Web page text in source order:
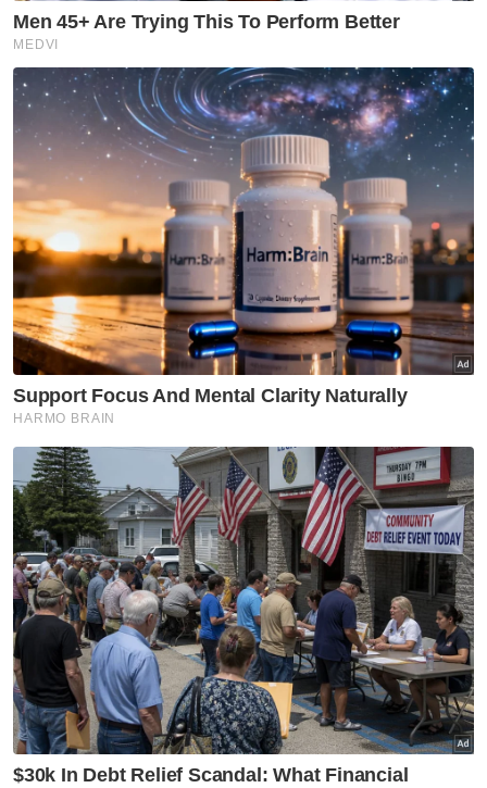
Alexander berkata, sebagai tanda
penghargaan kepada pengguna yang
memasuki Lebuhraya WCE dari Plaza Tol SAE
ke Persimpangan Bertingkat SKVE (WCE)
dan sebaliknya, mereka akan menikmati tol
percuma selama satu bulan.
"Saya ingin mengingatkan pengguna yang
menggunakan laluan dari Plaza Tol SAE
menuju ke Plaza Tol Banting atau sebaliknya,
bahawa pengecualian tol hanya akan
diberikan sehingga Persimpangan Bertingkat
SKVE (WCE).
Artikel Berkaitan:
Henti tol percuma musim perayaan: Keputusan
strategik guna dana awam
Tol percuma musim perayaan lebih bersasar sedang
diperinci - PM I 23 Januari 2025
Tol percuma musim perayaan lebih bersasar sedang
diperinci - PM
"Kadar tol bagi jajaran sedia ada akan
dikenakan seperti biasa mengikut kelas